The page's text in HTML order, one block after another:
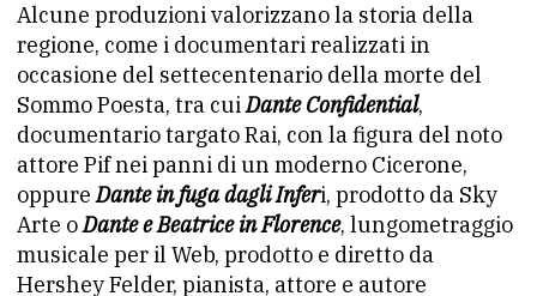
Alcune produzioni valorizzano la storia della
regione, come i documentari realizzati in
occasione del settecentenario della morte del
Sommo Poesta, tra cuiDante Confidential,
documentario targato Rai, con la figura del noto
attore Pif nei panni di un moderno Cicerone,
oppureDante in fuga dagli Inferi, prodotto da Sky
Arte oDante e Beatrice in Florence, lungometraggio
musicale per il Web, prodotto e diretto da
Hershey Felder, pianista, attore e autore